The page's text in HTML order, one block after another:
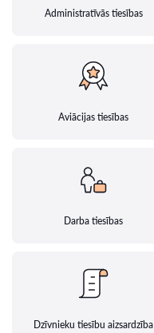
Administratīvās tiesības
Aviācijas tiesības
Darba tiesības
Dzīvnieku tiesību aizsardzība